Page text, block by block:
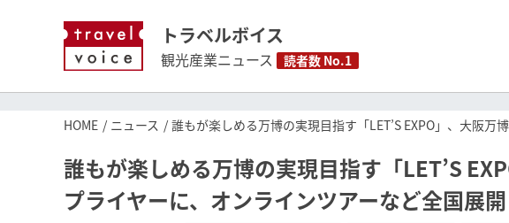
トラベルボイス
観光産業ニュース 読者数 No.1
HOME ニュース 誰もが楽しめる万博の実現目指す「LET’S EXPO」、大阪
誰もが楽しめる万博の実現目指す「LET’S
プライヤーに、オンラインツアーなど全国展開